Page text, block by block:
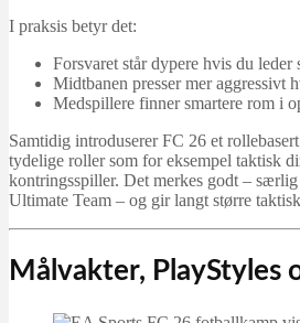
I praksis betyr det:
Forsvaret står dypere hvis du leder
Midtbanen presser mer aggressivt
Medspillere finner smartere rom i
Samtidig introduserer FC 26 et
tydelige roller som for eksempel taktisk
kontringsspiller. Det merkes godt –
Ultimate Team – og gir langt større
Målvakter, PlayStyles